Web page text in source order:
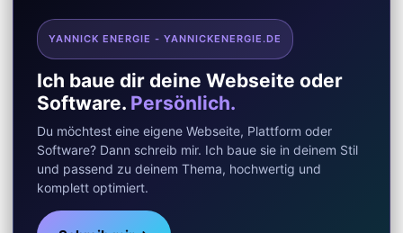
o
k
r
m
A
p
t
e
)
YANNICK ENERGIE - YANNICKENERGIE.DE
Ich baue dir deine Webseite oder
Software. Persönlich.
Du möchtest eine eigene Webseite, Plattform oder
Software? Dann schreib mir. Ich baue sie in deinem Stil
und passend zu deinem Thema, hochwertig und
komplett optimiert.